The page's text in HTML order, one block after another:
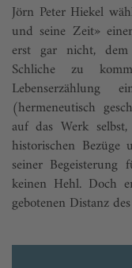
Jörn Peter Hiekel
und seine Zeit»
erst gar nicht, dem
Schliche zu
Lebenserzählung
(hermeneutisch
auf das Werk
historischen
seiner Begeisterung
keinen Hehl. Doch
gebotenen Distanz